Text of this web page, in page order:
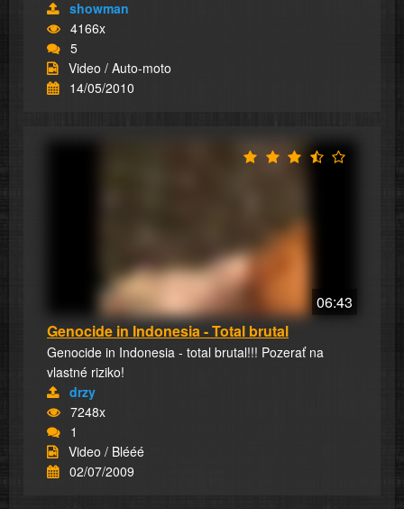
showman
4166x
5
Video / Auto-moto
14/05/2010
06:43
Genocide in Indonesia - Total brutal
Genocide in Indonesia - total brutal!!! Pozerať na
vlastné riziko!
drzy
7248x
1
Video / Blééé
02/07/2009